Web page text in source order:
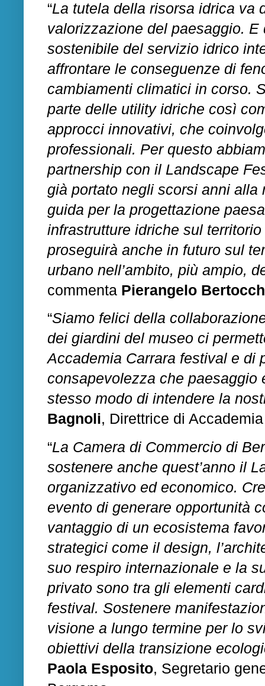
“La tutela della risorsa idrica va
valorizzazione del paesaggio.
sostenibile del servizio idrico
affrontare le conseguenze di
cambiamenti climatici in corso.
parte delle utility idriche così
approcci innovativi, che
professionali. Per questo
partnership con il Landscape
già portato negli scorsi anni alla
guida per la progettazione
infrastrutture idriche sul
proseguirà anche in futuro sul
urbano nell’ambito, più ampio,
commenta Pierangelo
“Siamo felici della
dei giardini del museo ci
Accademia Carrara festival e di
consapevolezza che
stesso modo di intendere la
Bagnoli, Direttrice di
“La Camera di Commercio di
sostenere anche quest’anno il
organizzativo ed economico.
evento di generare opportunità
vantaggio di un ecosistema
strategici come il design,
suo respiro internazionale e la
privato sono tra gli elementi
festival. Sostenere
visione a lungo termine per lo
obiettivi della transizione
Paola Esposito, Segretario